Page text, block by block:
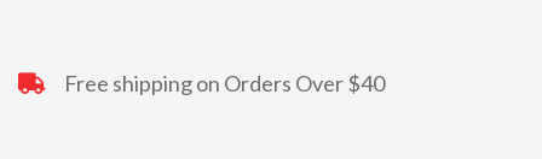
Free shipping on Orders Over $40